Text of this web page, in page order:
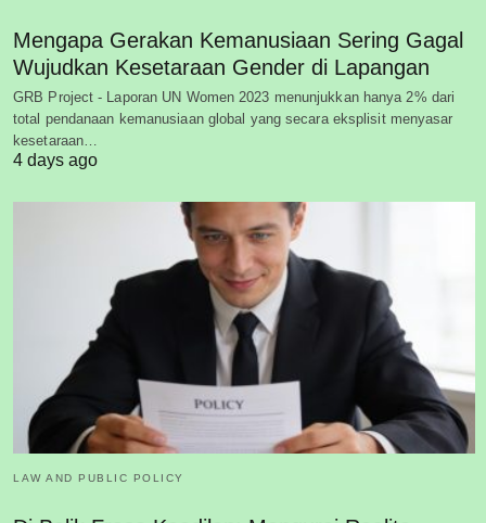
Mengapa Gerakan Kemanusiaan Sering Gagal
Wujudkan Kesetaraan Gender di Lapangan
GRB Project - Laporan UN Women 2023 menunjukkan hanya 2% dari
total pendanaan kemanusiaan global yang secara eksplisit menyasar
kesetaraan…
4 days ago
LAW AND PUBLIC POLICY